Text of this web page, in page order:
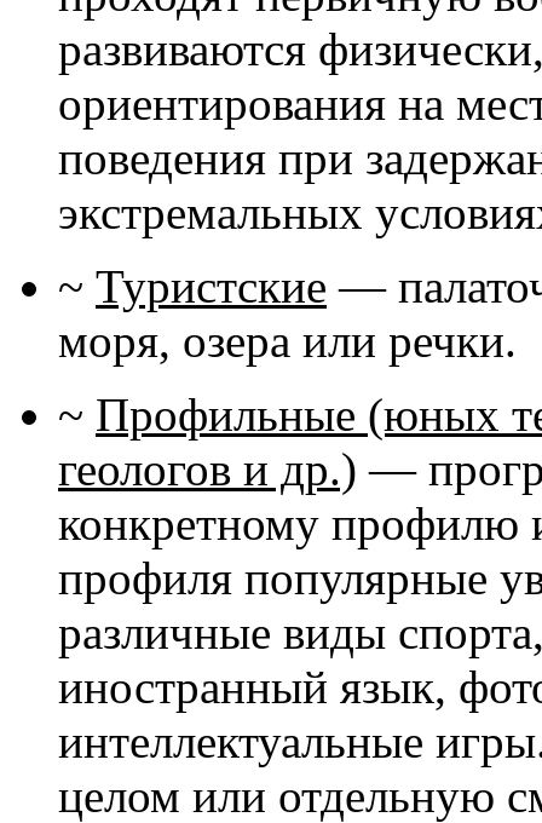
развиваются
ориентирования на
поведения при
экстремальных
~ Туристские —
моря, озера или речки.
~ Профильные (юных
геологов и др.) —
конкретному профилю
профиля популярные
различные виды
иностранный язык,
интеллектуальные
целом или отдельную